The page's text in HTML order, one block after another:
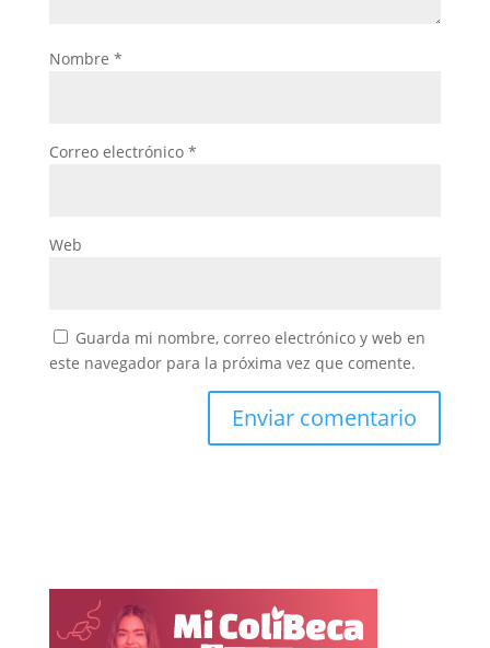
Nombre *
Correo electrónico *
Web
Guarda mi nombre, correo electrónico y web en
este navegador para la próxima vez que comente.